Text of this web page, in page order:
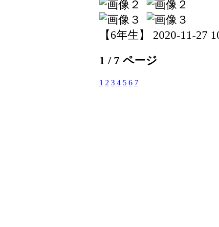
【6年生】 2020-11-27
1 / 7 ページ
1 2 3 4 5 6 7